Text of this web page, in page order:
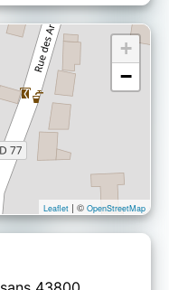
amis, familles,
artisans à
allie
respect de
fort :
par la
+
−
Leaflet | © OpenStreetMap